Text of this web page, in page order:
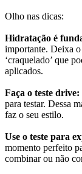
Olho nas dicas:
Hidratação é
importante. Deixa
‘craquelado’ que
aplicados.
Faça o teste drive:
para testar. Dessa
faz o seu estilo.
Use o teste para
momento perfeito
combinar ou não